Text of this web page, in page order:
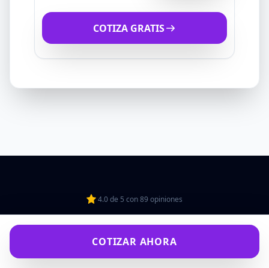
COTIZA GRATIS
4.0de 5 con89 opiniones
COTIZAR AHORA